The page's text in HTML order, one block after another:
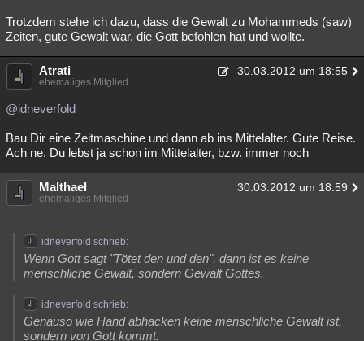
Trotzdem stehe ich dazu, dass die Gewalt zu Mohammeds (saw)
Zeiten, gute Gewalt war, die Gott befohlen hat und wollte.
Atrati 30.03.2012 um 18:55
ehemaliges Mitglied
@idneverfold
Bau Dir eine Zeitmaschine und dann ab ins Mittelalter. Gute Reise.
Ach ne. Du lebst ja schon im Mittelalter, bzw. immer noch
Malthael 30.03.2012 um 18:59
ehemaliges Mitglied
idneverfold schrieb:
Wenn Gott sagt "Tötet den und den", dann ist es keine
menschliche Gewalt, sondern Gewalt Gottes.
idneverfold schrieb:
Genauso wie Hand abhacken keine menschliche Gewalt ist,
sondern von Gott kommt.